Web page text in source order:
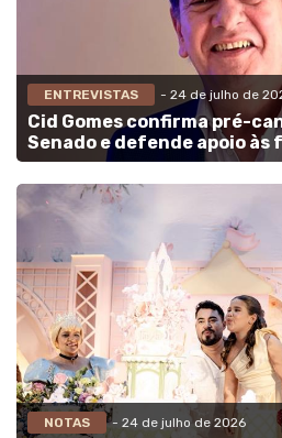
ENTREVISTAS - 24 de julho de
Cid Gomes confirma pré-
Senado e defende apoio
NOTAS - 24 de julho de 2026